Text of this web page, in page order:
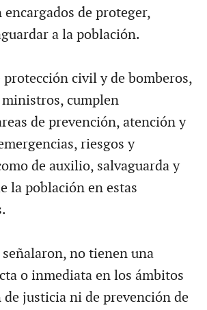
de proteger,
a la población.
protección civil y de bomberos,
cumplen
de prevención, atención y
riesgos y
de auxilio, salvaguarda y
la población en estas
no tienen una
o inmediata en los ámbitos
de justicia ni de prevención de